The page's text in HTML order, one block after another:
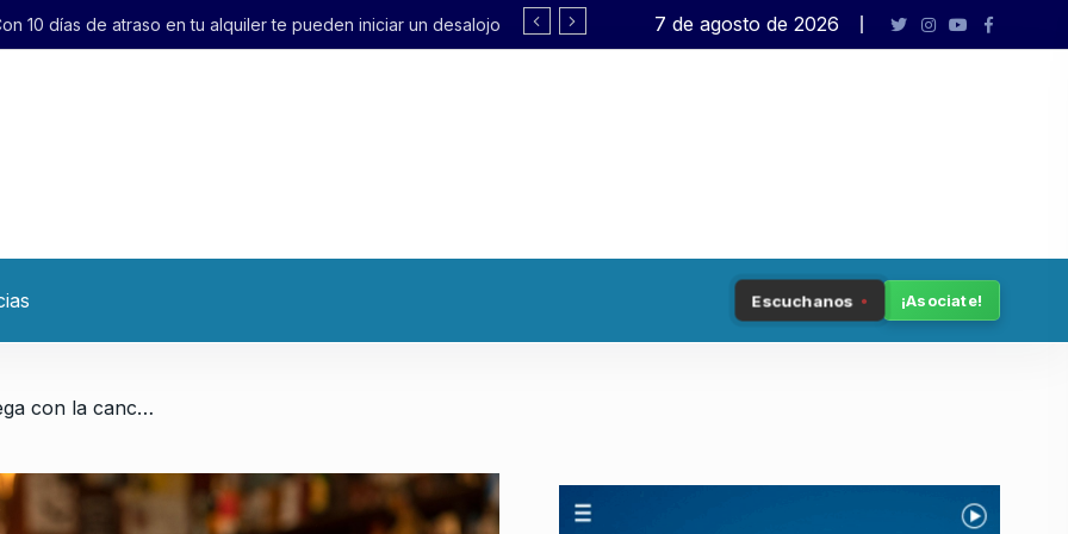
te pueden iniciar un desalojo exprés» Democracia en peligro
7 de agosto de 2026
Escuchanos ¡Asociate!
/ “El Partido Judicial juega con la cancha inclinada”